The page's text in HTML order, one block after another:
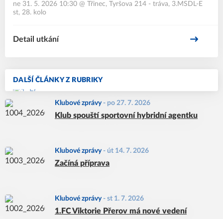
ne 31. 5. 2026 10:30 @ Třinec, Tyršova 214 - tráva, 3.MSDL-E
st, 28. kolo
Detail utkání
DALŠÍ ČLÁNKY Z RUBRIKY
Klubové zprávy- po 27. 7. 2026
Klub spouští sportovní hybridní agentku
Klubové zprávy- út 14. 7. 2026
Začíná příprava
Klubové zprávy- st 1. 7. 2026
1.FC Viktorie Přerov má nové vedení